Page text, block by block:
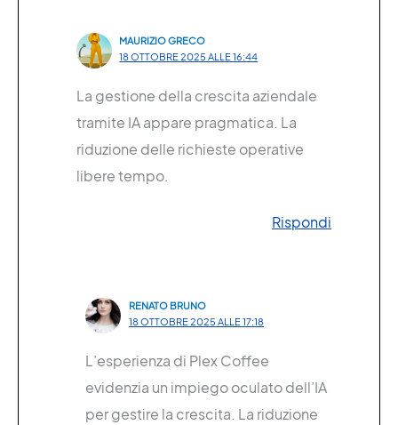
MAURIZIO GRECO
18 OTTOBRE 2025 ALLE 16:44
La gestione della crescita aziendale
tramite IA appare pragmatica. La
riduzione delle richieste operative
libere tempo.
Rispondi
RENATO BRUNO
18 OTTOBRE 2025 ALLE 17:18
L’esperienza di Plex Coffee
evidenzia un impiego oculato dell’IA
per gestire la crescita. La riduzione